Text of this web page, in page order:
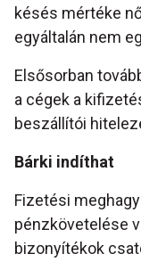
késés mértéke
egyáltalán nem
Elsősorban
a cégek a
beszállítói
Bárki indíthat
Fizetési
pénzkövetelése
bizonyítékok